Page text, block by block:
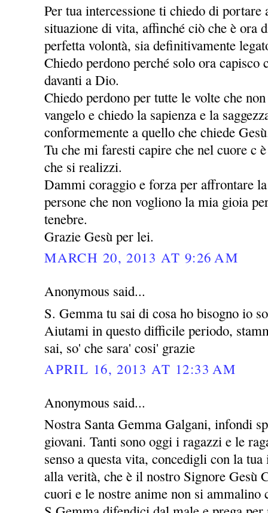
Per tua intercessione ti chiedo di portare
situazione di vita, affinché ciò che è ora
perfetta volontà, sia definitivamente
Chiedo perdono perché solo ora
davanti a Dio.
Chiedo perdono per tutte le volte che
vangelo e chiedo la sapienza e la
conformemente a quello che chiede
Tu che mi faresti capire che nel cuore c
che si realizzi.
Dammi coraggio e forza per affrontare
persone che non vogliono la mia gioia
tenebre.
Grazie Gesù per lei.
MARCH 20, 2013 AT 9:26 AM
Anonymous said...
S. Gemma tu sai di cosa ho bisogno io
Aiutami in questo difficile periodo,
sai, so' che sara' cosi' grazie
APRIL 16, 2013 AT 12:33 AM
Anonymous said...
Nostra Santa Gemma Galgani, infondi
giovani. Tanti sono oggi i ragazzi e le
senso a questa vita, concedigli con la
alla verità, che è il nostro Signore Gesù
cuori e le nostre anime non si ammalino